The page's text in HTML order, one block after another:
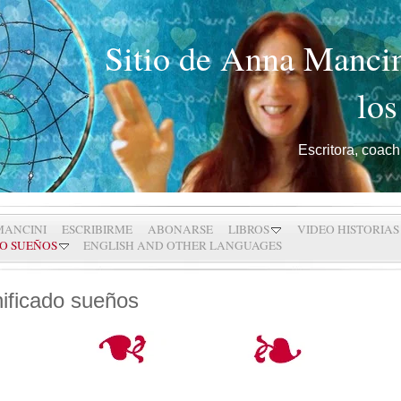
Sitio de Anna
Escritora,
ESCRIBIRME ABONARSE LIBROS
VIDEO HISTORIAS
SUEÑOS
ENGLISH AND OTHER LANGUAGES
sueños